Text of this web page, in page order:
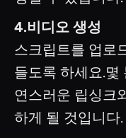
4.비디오 생성
스크립트를 업로
들도록 하세요.몇
연스러운 립싱크
하게 될 것입니다.